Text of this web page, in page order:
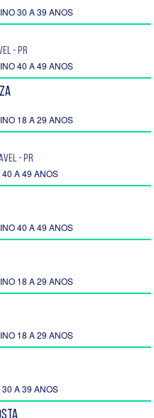
30 A 39 ANOS
- PR
40 A 49 ANOS
18 A 29 ANOS
- PR
40 A 49 ANOS
40 A 49 ANOS
18 A 29 ANOS
18 A 29 ANOS
30 A 39 ANOS